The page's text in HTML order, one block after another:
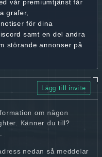
vår premiumtjänst får
grafer,
notiser för dina
samt en del andra
störande annonser på
Lägg till invite
om någon
Känner du till?
nedan så meddelar